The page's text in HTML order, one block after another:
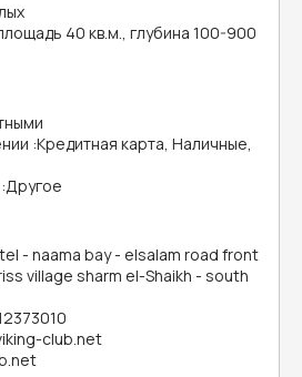
40 кв.м., глубина 100-900
:Кредитная карта, Наличные,
:Другое
- naama bay - elsalam road front
village sharm el-Shaikh - south
club.net